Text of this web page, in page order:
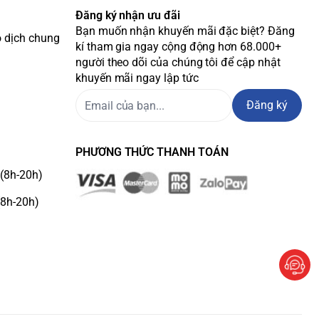
dịch chung
20h)
20h)
Đăng ký nhận ưu đãi
Bạn muốn nhận khuyến mãi đặc biệt? Đăng
kí tham gia ngay cộng động hơn 68.000+
người theo dõi của chúng tôi để cập nhật
khuyến mãi ngay lập tức
Đăng ký
PHƯƠNG THỨC THANH TOÁN